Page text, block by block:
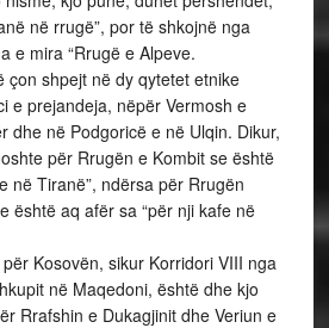
në rrugë”, por të shkojnë nga
e mira “Rrugë e Alpeve.
çon shpejt në dy qytetet etnike
e prejandeja, nëpër Vermosh e
dhe në Podgoricë e në Ulqin. Dikur,
për Rrugën e Kombit se është
në Tiranë”, ndërsa për Rrugën
është aq afër sa “për nji kafe në
Kosovën, sikur Korridori VIII nga
në Maqedoni, është dhe kjo
Rrafshin e Dukagjinit dhe Veriun e